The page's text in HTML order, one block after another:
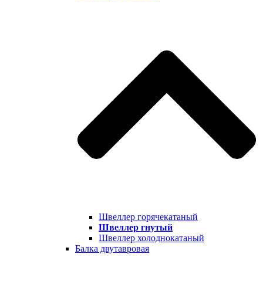
Швеллер горячекатаный
Швеллер гнутый
Швеллер холоднокатаный
Балка двутавровая